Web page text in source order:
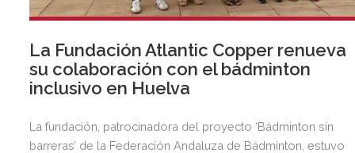
La Fundación Atlantic Copper renueva
su colaboración con el bádminton
inclusivo en Huelva
La fundación, patrocinadora del proyecto ‘Bádminton sin
barreras’ de la Federación Andaluza de Bádminton, estuvo